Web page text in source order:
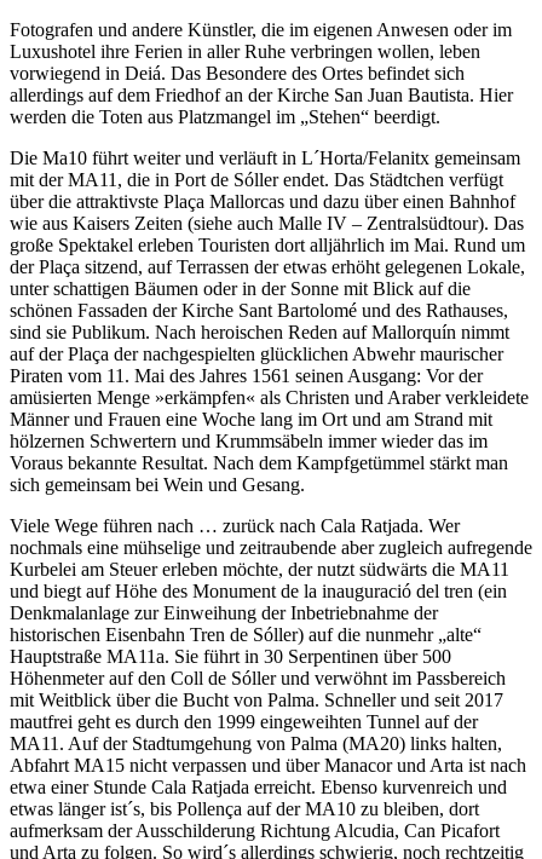
Fotografen und andere Künstler, die im eigenen Anwesen oder im
Luxushotel ihre Ferien in aller Ruhe verbringen wollen, leben
vorwiegend in Deiá. Das Besondere des Ortes befindet sich
allerdings auf dem Friedhof an der Kirche San Juan Bautista. Hier
werden die Toten aus Platzmangel im „Stehen“ beerdigt.
Die Ma10 führt weiter und verläuft in L´Horta/Felanitx gemeinsam
mit der MA11, die in Port de Sóller endet. Das Städtchen verfügt
über die attraktivste Plaça Mallorcas und dazu über einen Bahnhof
wie aus Kaisers Zeiten (siehe auch Malle IV – Zentralsüdtour). Das
große Spektakel erleben Touristen dort alljährlich im Mai. Rund um
der Plaça sitzend, auf Terrassen der etwas erhöht gelegenen Lokale,
unter schattigen Bäumen oder in der Sonne mit Blick auf die
schönen Fassaden der Kirche Sant Bartolomé und des Rathauses,
sind sie Publikum. Nach heroischen Reden auf Mallorquín nimmt
auf der Plaça der nachgespielten glücklichen Abwehr maurischer
Piraten vom 11. Mai des Jahres 1561 seinen Ausgang: Vor der
amüsierten Menge »erkämpfen« als Christen und Araber verkleidete
Männer und Frauen eine Woche lang im Ort und am Strand mit
hölzernen Schwertern und Krummsäbeln immer wieder das im
Voraus bekannte Resultat. Nach dem Kampfgetümmel stärkt man
sich gemeinsam bei Wein und Gesang.
Viele Wege führen nach … zurück nach Cala Ratjada. Wer
nochmals eine mühselige und zeitraubende aber zugleich aufregende
Kurbelei am Steuer erleben möchte, der nutzt südwärts die MA11
und biegt auf Höhe des Monument de la inauguració del tren (ein
Denkmalanlage zur Einweihung der Inbetriebnahme der
historischen Eisenbahn Tren de Sóller) auf die nunmehr „alte“
Hauptstraße MA11a. Sie führt in 30 Serpentinen über 500
Höhenmeter auf den Coll de Sóller und verwöhnt im Passbereich
mit Weitblick über die Bucht von Palma. Schneller und seit 2017
mautfrei geht es durch den 1999 eingeweihten Tunnel auf der
MA11. Auf der Stadtumgehung von Palma (MA20) links halten,
Abfahrt MA15 nicht verpassen und über Manacor und Arta ist nach
etwa einer Stunde Cala Ratjada erreicht. Ebenso kurvenreich und
etwas länger ist´s, bis Pollença auf der MA10 zu bleiben, dort
aufmerksam der Ausschilderung Richtung Alcudia, Can Picafort
und Arta zu folgen. So wird´s allerdings schwierig, noch rechtzeitig